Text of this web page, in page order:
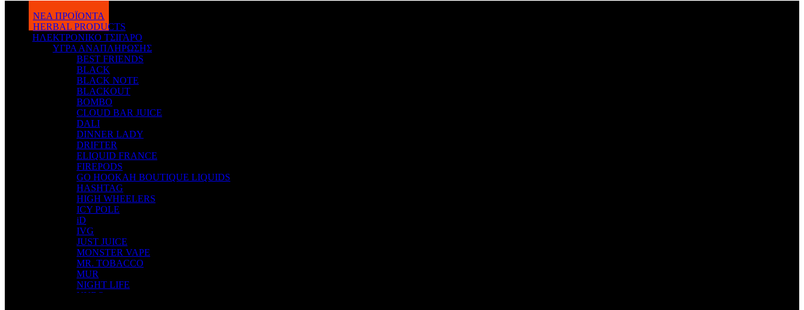
ΝΕΑ ΠΡΟΪΟΝΤΑ
HERBAL PRODUCTS
ΗΛΕΚΤΡΟΝΙΚΟ ΤΣΙΓΑΡΟ
ΥΓΡΑ ΑΝΑΠΛΗΡΩΣΗΣ
BEST FRIENDS
BLACK
BLACK NOTE
BLACKOUT
BOMBO
CLOUD BAR JUICE
DALI
DINNER LADY
DRIFTER
ELIQUID FRANCE
FIREPODS
GO HOOKAH BOUTIQUE LIQUIDS
HASHTAG
HIGH WHEELERS
ICY POLE
iD
IVG
JUST JUICE
MONSTER VAPE
MR. TOBACCO
MUR
NIGHT LIFE
NUBO